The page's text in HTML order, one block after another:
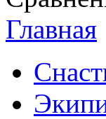
Главная